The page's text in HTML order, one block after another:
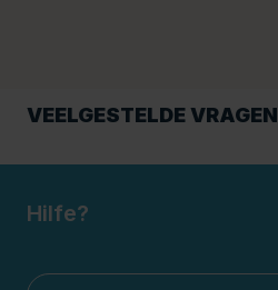
VEELGESTELDE VRAGEN
Hilfe?